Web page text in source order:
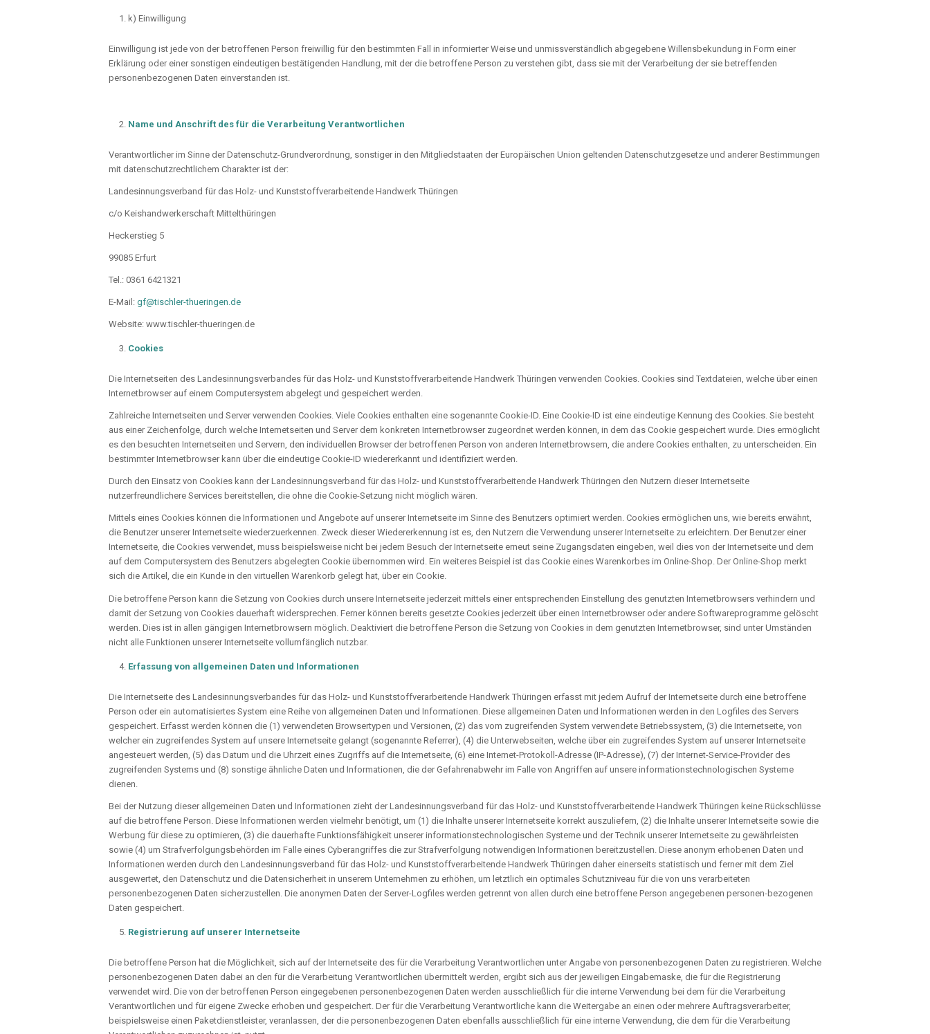
k) Einwilligung
Einwilligung ist jede von der betroffenen Person freiwillig für den bestimmten Fall in informierter Weise und unmissverständlich abgegebene Willensbekundung in Form einer
Erklärung oder einer sonstigen eindeutigen bestätigenden Handlung, mit der die betroffene Person zu verstehen gibt, dass sie mit der Verarbeitung der sie betreffenden
personenbezogenen Daten einverstanden ist.
Name und Anschrift des für die Verarbeitung Verantwortlichen
Verantwortlicher im Sinne der Datenschutz-Grundverordnung, sonstiger in den Mitgliedstaaten der Europäischen Union geltenden Datenschutzgesetze und anderer Bestimmungen
mit datenschutzrechtlichem Charakter ist der:
Landesinnungsverband für das Holz- und Kunststoffverarbeitende Handwerk Thüringen
c/o Keishandwerkerschaft Mittelthüringen
Heckerstieg 5
99085 Erfurt
Tel.: 0361 6421321
E-Mail: gf@tischler-thueringen.de
Website: www.tischler-thueringen.de
Cookies
Die Internetseiten des Landesinnungsverbandes für das Holz- und Kunststoffverarbeitende Handwerk Thüringen verwenden Cookies. Cookies sind Textdateien, welche über einen
Internetbrowser auf einem Computersystem abgelegt und gespeichert werden.
Zahlreiche Internetseiten und Server verwenden Cookies. Viele Cookies enthalten eine sogenannte Cookie-ID. Eine Cookie-ID ist eine eindeutige Kennung des Cookies. Sie besteht
aus einer Zeichenfolge, durch welche Internetseiten und Server dem konkreten Internetbrowser zugeordnet werden können, in dem das Cookie gespeichert wurde. Dies ermöglicht
es den besuchten Internetseiten und Servern, den individuellen Browser der betroffenen Person von anderen Internetbrowsern, die andere Cookies enthalten, zu unterscheiden. Ein
bestimmter Internetbrowser kann über die eindeutige Cookie-ID wiedererkannt und identifiziert werden.
Durch den Einsatz von Cookies kann der Landesinnungsverband für das Holz- und Kunststoffverarbeitende Handwerk Thüringen den Nutzern dieser Internetseite
nutzerfreundlichere Services bereitstellen, die ohne die Cookie-Setzung nicht möglich wären.
Mittels eines Cookies können die Informationen und Angebote auf unserer Internetseite im Sinne des Benutzers optimiert werden. Cookies ermöglichen uns, wie bereits erwähnt,
die Benutzer unserer Internetseite wiederzuerkennen. Zweck dieser Wiedererkennung ist es, den Nutzern die Verwendung unserer Internetseite zu erleichtern. Der Benutzer einer
Internetseite, die Cookies verwendet, muss beispielsweise nicht bei jedem Besuch der Internetseite erneut seine Zugangsdaten eingeben, weil dies von der Internetseite und dem
auf dem Computersystem des Benutzers abgelegten Cookie übernommen wird. Ein weiteres Beispiel ist das Cookie eines Warenkorbes im Online-Shop. Der Online-Shop merkt
sich die Artikel, die ein Kunde in den virtuellen Warenkorb gelegt hat, über ein Cookie.
Die betroffene Person kann die Setzung von Cookies durch unsere Internetseite jederzeit mittels einer entsprechenden Einstellung des genutzten Internetbrowsers verhindern und
damit der Setzung von Cookies dauerhaft widersprechen. Ferner können bereits gesetzte Cookies jederzeit über einen Internetbrowser oder andere Softwareprogramme gelöscht
werden. Dies ist in allen gängigen Internetbrowsern möglich. Deaktiviert die betroffene Person die Setzung von Cookies in dem genutzten Internetbrowser, sind unter Umständen
nicht alle Funktionen unserer Internetseite vollumfänglich nutzbar.
Erfassung von allgemeinen Daten und Informationen
Die Internetseite des Landesinnungsverbandes für das Holz- und Kunststoffverarbeitende Handwerk Thüringen erfasst mit jedem Aufruf der Internetseite durch eine betroffene
Person oder ein automatisiertes System eine Reihe von allgemeinen Daten und Informationen. Diese allgemeinen Daten und Informationen werden in den Logfiles des Servers
gespeichert. Erfasst werden können die (1) verwendeten Browsertypen und Versionen, (2) das vom zugreifenden System verwendete Betriebssystem, (3) die Internetseite, von
welcher ein zugreifendes System auf unsere Internetseite gelangt (sogenannte Referrer), (4) die Unterwebseiten, welche über ein zugreifendes System auf unserer Internetseite
angesteuert werden, (5) das Datum und die Uhrzeit eines Zugriffs auf die Internetseite, (6) eine Internet-Protokoll-Adresse (IP-Adresse), (7) der Internet-Service-Provider des
zugreifenden Systems und (8) sonstige ähnliche Daten und Informationen, die der Gefahrenabwehr im Falle von Angriffen auf unsere informationstechnologischen Systeme
dienen.
Bei der Nutzung dieser allgemeinen Daten und Informationen zieht der Landesinnungsverband für das Holz- und Kunststoffverarbeitende Handwerk Thüringen keine Rückschlüsse
auf die betroffene Person. Diese Informationen werden vielmehr benötigt, um (1) die Inhalte unserer Internetseite korrekt auszuliefern, (2) die Inhalte unserer Internetseite sowie die
Werbung für diese zu optimieren, (3) die dauerhafte Funktionsfähigkeit unserer informationstechnologischen Systeme und der Technik unserer Internetseite zu gewährleisten
sowie (4) um Strafverfolgungsbehörden im Falle eines Cyberangriffes die zur Strafverfolgung notwendigen Informationen bereitzustellen. Diese anonym erhobenen Daten und
Informationen werden durch den Landesinnungsverband für das Holz- und Kunststoffverarbeitende Handwerk Thüringen daher einerseits statistisch und ferner mit dem Ziel
ausgewertet, den Datenschutz und die Datensicherheit in unserem Unternehmen zu erhöhen, um letztlich ein optimales Schutzniveau für die von uns verarbeiteten
personenbezogenen Daten sicherzustellen. Die anonymen Daten der Server-Logfiles werden getrennt von allen durch eine betroffene Person angegebenen personen-bezogenen
Daten gespeichert.
Registrierung auf unserer Internetseite
Die betroffene Person hat die Möglichkeit, sich auf der Internetseite des für die Verarbeitung Verantwortlichen unter Angabe von personenbezogenen Daten zu registrieren. Welche
personenbezogenen Daten dabei an den für die Verarbeitung Verantwortlichen übermittelt werden, ergibt sich aus der jeweiligen Eingabemaske, die für die Registrierung
verwendet wird. Die von der betroffenen Person eingegebenen personenbezogenen Daten werden ausschließlich für die interne Verwendung bei dem für die Verarbeitung
Verantwortlichen und für eigene Zwecke erhoben und gespeichert. Der für die Verarbeitung Verantwortliche kann die Weitergabe an einen oder mehrere Auftragsverarbeiter,
beispielsweise einen Paketdienstleister, veranlassen, der die personenbezogenen Daten ebenfalls ausschließlich für eine interne Verwendung, die dem für die Verarbeitung